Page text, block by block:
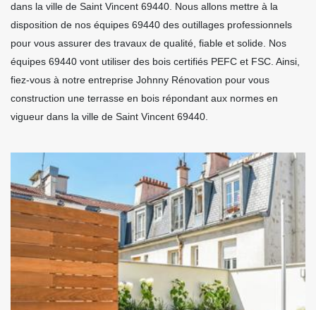
dans la ville de Saint Vincent 69440. Nous allons mettre à la
disposition de nos équipes 69440 des outillages professionnels
pour vous assurer des travaux de qualité, fiable et solide. Nos
équipes 69440 vont utiliser des bois certifiés PEFC et FSC. Ainsi,
fiez-vous à notre entreprise Johnny Rénovation pour vous
construction une terrasse en bois répondant aux normes en
vigueur dans la ville de Saint Vincent 69440.